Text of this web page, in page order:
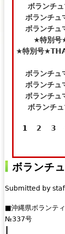
s
s
-
i
k
i
s
e
x
e
r
n
a
)
ボランチ
ボランチ
ボランチ
★特別号
★特別号
ボランチ
ボランチ
ボランチ
ボランチ
ペ
ジ
1 2 3
ボランチ
Submitted by
■沖縄県ボランテ
№337号